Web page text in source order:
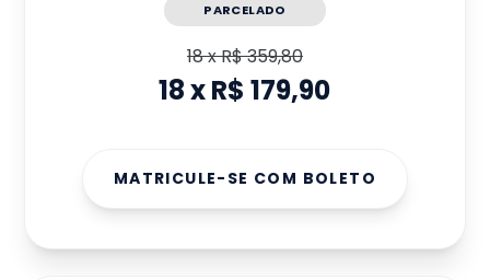
PARCELADO
18xR$ 359,80
18xR$ 179,90
MATRICULE-SE COM BOLETO